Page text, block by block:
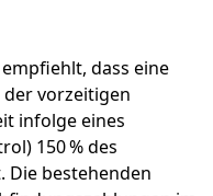
dass eine
der vorzeitigen
infolge eines
150 % des
Die bestehenden